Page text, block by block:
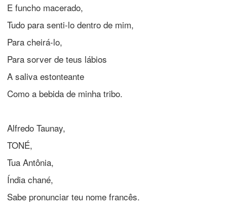
E funcho macerado,
Tudo para senti-lo dentro de mim,
Para cheirá-lo,
Para sorver de teus lábios
A saliva estonteante
Como a bebida de minha tribo.
Alfredo Taunay,
TONÉ,
Tua Antônia,
Índia chané,
Sabe pronunciar teu nome francês.